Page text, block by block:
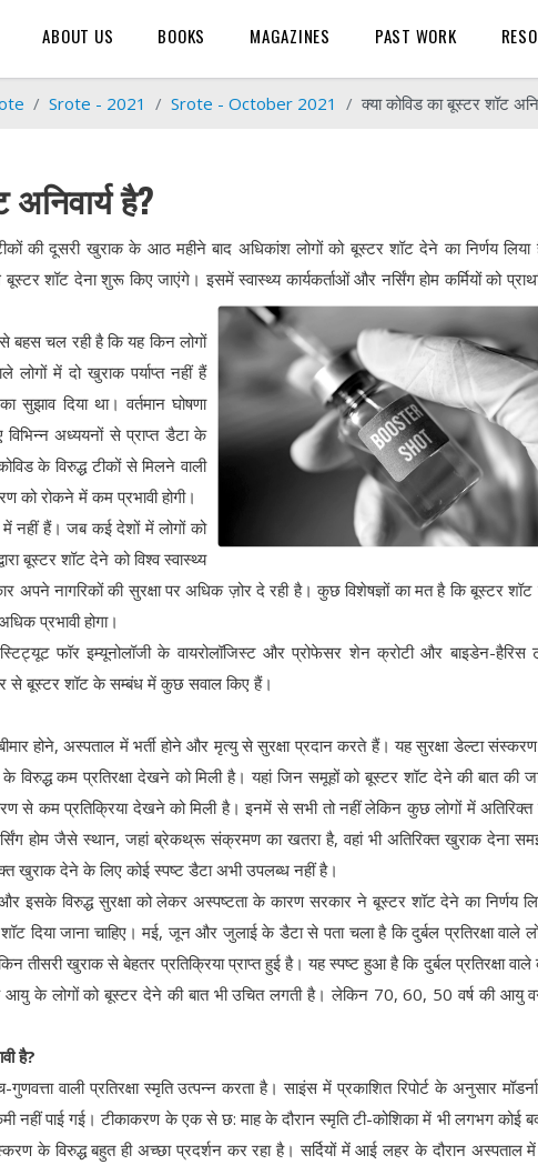
ABOUT US BOOKS MAGAZINES PAST WORK
Srote - 2021 Srote - October 2021 क्या कोविड का बूस्टर शॉट
है?
की दूसरी खुराक के आठ महीने बाद अधिकांश लोगों को बूस्टर शॉट देने का निर्णय लिया
शॉट देना शुरू किए जाएंगे। इसमें स्वास्थ्य कार्यकर्ताओं और नर्सिंग होम कर्मियों को
बहस चल रही है कि यह किन लोगों
लोगों में दो खुराक पर्याप्त नहीं हैं
दिया था। वर्तमान घोषणा
अध्ययनों से प्राप्त डैटा के
के विरुद्ध टीकों से मिलने वाली
को रोकने में कम प्रभावी होगी।
नहीं हैं। जब कई देशों में लोगों को
बूस्टर शॉट देने को विश्व स्वास्थ्य
नागरिकों की सुरक्षा पर अधिक ज़ोर दे रही है। कुछ विशेषज्ञों का मत है कि बूस्टर शॉट
प्रभावी होगा।
फॉर इम्यूनोलॉजी के वायरोलॉजिस्ट और प्रोफेसर शेन क्रोटी और बाइडेन-हैरिस
से बूस्टर शॉट के सम्बंध में कुछ सवाल किए हैं।
होने, अस्पताल में भर्ती होने और मृत्यु से सुरक्षा प्रदान करते हैं। यह सुरक्षा डेल्टा संस्करण
कम प्रतिरक्षा देखने को मिली है। यहां जिन समूहों को बूस्टर शॉट देने की बात की
से कम प्रतिक्रिया देखने को मिली है। इनमें से सभी तो नहीं लेकिन कुछ लोगों में
होम जैसे स्थान, जहां ब्रेकथ्रू संक्रमण का खतरा है, वहां भी अतिरिक्त खुराक देना
खुराक देने के लिए कोई स्पष्ट डैटा अभी उपलब्ध नहीं है।
इसके विरुद्ध सुरक्षा को लेकर अस्पष्टता के कारण सरकार ने बूस्टर शॉट देने का निर्णय
दिया जाना चाहिए। मई, जून और जुलाई के डैटा से पता चला है कि दुर्बल प्रतिरक्षा वाले
तीसरी खुराक से बेहतर प्रतिक्रिया प्राप्त हुई है। यह स्पष्ट हुआ है कि दुर्बल प्रतिरक्षा
के लोगों को बूस्टर देने की बात भी उचित लगती है। लेकिन 70, 60, 50 वर्ष की आयु
है?
वाली प्रतिरक्षा स्मृति उत्पन्न करता है। साइंस में प्रकाशित रिपोर्ट के अनुसार
नहीं पाई गई। टीकाकरण के एक से छ: माह के दौरान स्मृति टी-कोशिका में भी लगभग कोई
के विरुद्ध बहुत ही अच्छा प्रदर्शन कर रहा है। सर्दियों में आई लहर के दौरान अस्पताल में